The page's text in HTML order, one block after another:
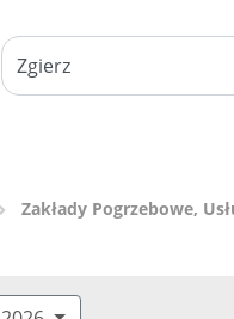
Zakłady Pogrzebowe,